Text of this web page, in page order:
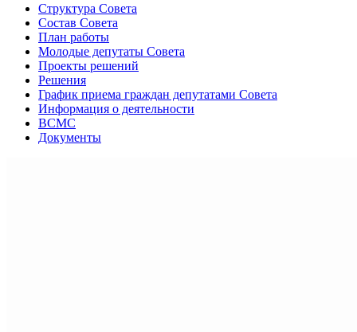
Структура Совета
Состав Совета
План работы
Молодые депутаты Совета
Проекты решений
Решения
График приема граждан депутатами Совета
Информация о деятельности
ВСМС
Документы